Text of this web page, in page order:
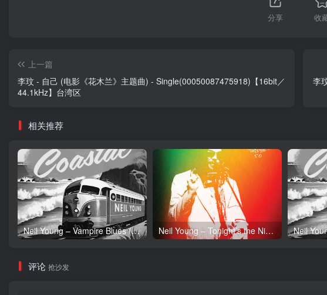
分享 收
上一篇
李玟 - 自己 (电影《花木兰》主题曲) - Single(00050087475918)【16bit／
44.1kHz】台湾区
李
相关推荐
Neil Young – Vampire Blues (Live) – Single(054391239303)【24bit／96.0kHz】土耳其区 Neil Young – Tonight’s the Night (50th Anniversary)(093624835097)【24bit／192.0kHz】土耳其区
评论 抢沙发